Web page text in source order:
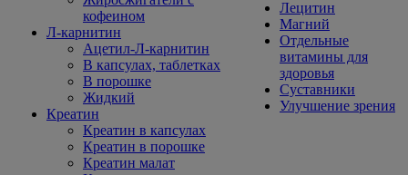
кофеином
Л-карнитин
Ацетил-Л-карнитин
В капсулах, таблетках
В порошке
Жидкий
Креатин
Креатин в капсулах
Креатин в порошке
Креатин малат
Лецитин
Магний
Отдельные
витамины для
здоровья
Суставники
Улучшение зрения